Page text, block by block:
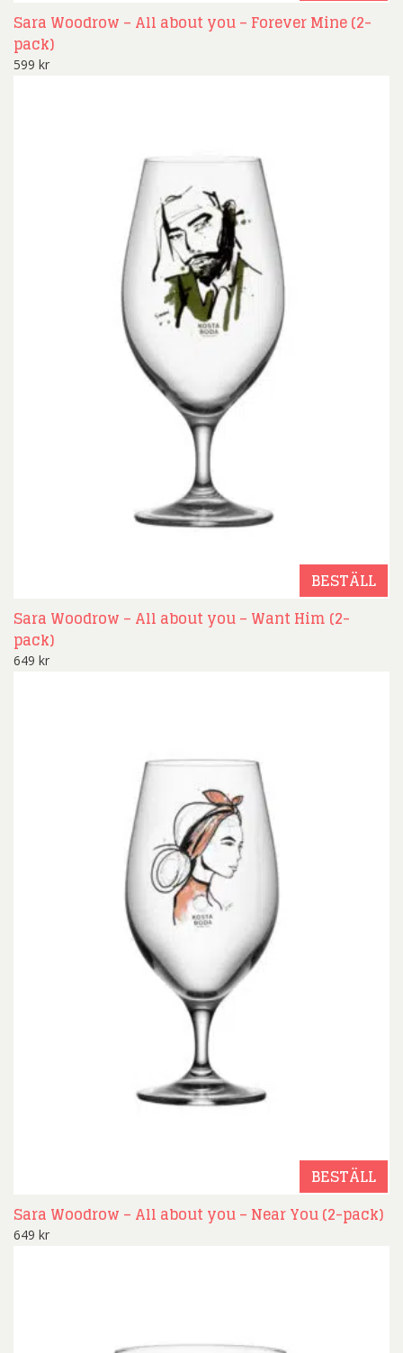
Sara Woodrow – All about you – Forever Mine (2-
pack)
599 kr
BESTÄLL
Sara Woodrow – All about you – Want Him (2-
pack)
649 kr
BESTÄLL
Sara Woodrow – All about you – Near You (2-pack)
649 kr